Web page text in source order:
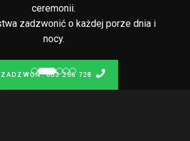
ceremonii.
zadzwonić o każdej porze dnia i
nocy.
ZADZWOŃ: 603 256 728